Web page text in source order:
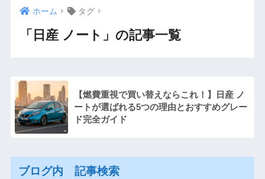
ホーム タグ
「日産 ノート」の記事一覧
【燃費重視で買い替えならこれ！】日産 ノ
ートが選ばれる5つの理由とおすすめグレー
ド完全ガイド
ブログ内 記事検索